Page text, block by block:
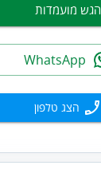
הגש מועמדות
הצג טלפון